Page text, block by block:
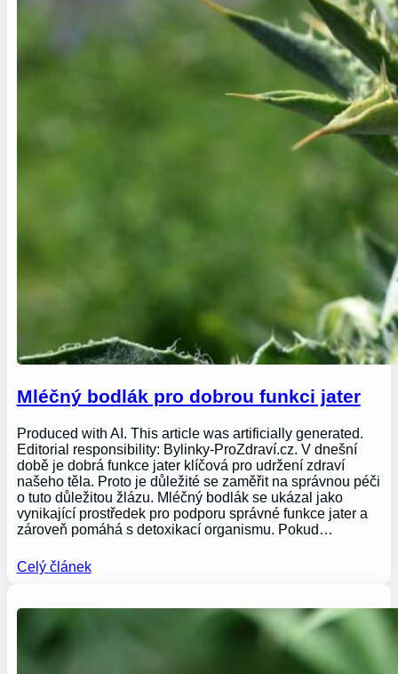
Mléčný bodlák pro dobrou funkci jater
Produced with AI. This article was artificially generated.
Editorial responsibility: Bylinky-ProZdraví.cz. V dnešní
době je dobrá funkce jater klíčová pro udržení zdraví
našeho těla. Proto je důležité se zaměřit na správnou péči
o tuto důležitou žlázu. Mléčný bodlák se ukázal jako
vynikající prostředek pro podporu správné funkce jater a
zároveň pomáhá s detoxikací organismu. Pokud…
Celý článek